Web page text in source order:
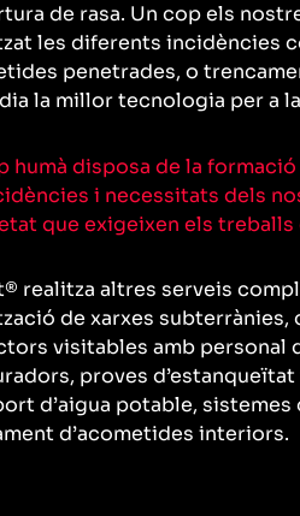
de rasa. Un cop els
les diferents incidències
penetrades, o
la millor tecnologia per a
humà disposa de la
i necessitats dels
que exigeixen els treballs
realitza altres serveis
de xarxes
visitables amb personal
proves
d’aigua potable,
d’acometides interiors.